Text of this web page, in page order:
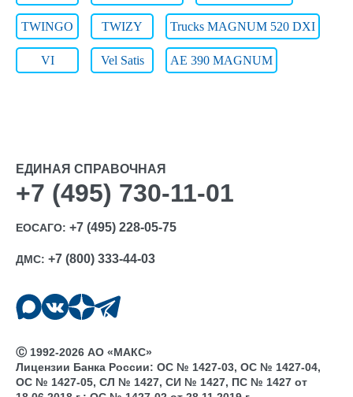
TWINGO TWIZY Trucks MAGNUM 520 DXI
VI Vel Satis АЕ 390 MAGNUM
ЕДИНАЯ СПРАВОЧНАЯ
+7 (495) 730-11-01
ЕОСАГО: +7 (495) 228-05-75
ДМС: +7 (800) 333-44-03
Ⓒ 1992-2026 АО «МАКС»
Лицензии Банка России: ОС № 1427-03, ОС № 1427-04,
ОС № 1427-05, СЛ № 1427, СИ № 1427, ПС № 1427 от